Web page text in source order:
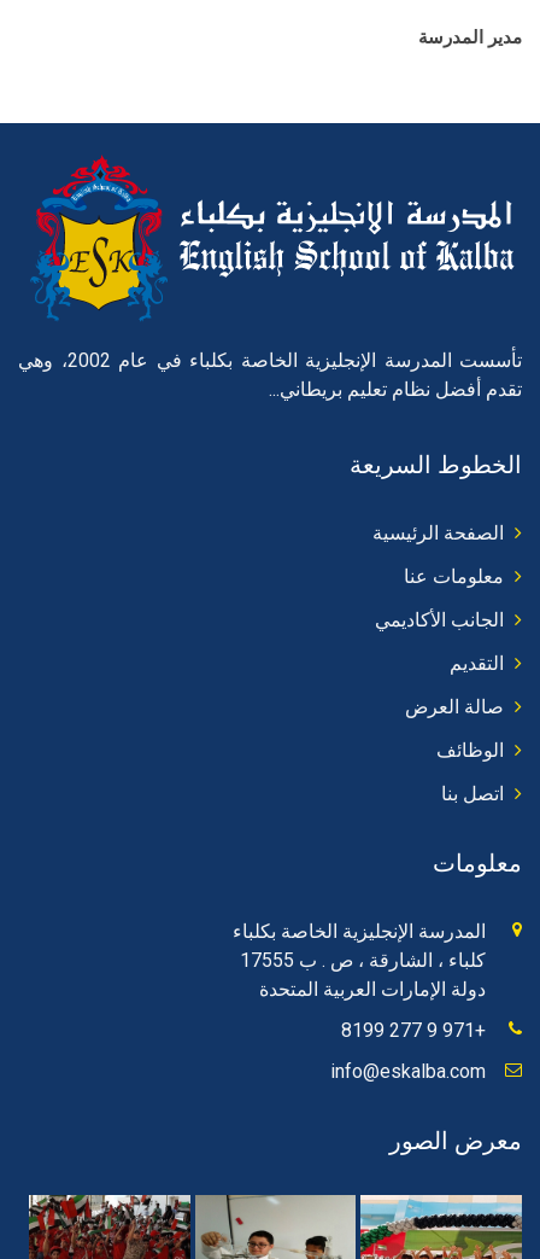
مدير المدرسة
تأسست المدرسة الإنجليزية الخاصة بكلباء في عام 2002، وهي
تقدم أفضل نظام تعليم بريطاني...
الخطوط السريعة
الصفحة الرئيسية
معلومات عنا
الجانب الأكاديمي
التقديم
صالة العرض
الوظائف
اتصل بنا
معلومات
المدرسة الإنجليزية الخاصة بكلباء
كلباء ، الشارقة ، ص . ب 17555
دولة الإمارات العربية المتحدة
+971 9 277 8199
info@eskalba.com
معرض الصور